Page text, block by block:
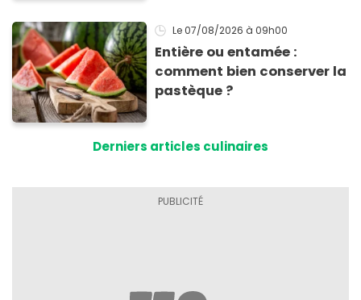
Le 07/08/2026 à 09h00
Entière ou entamée :
comment bien conserver la
pastèque ?
Derniers articles culinaires